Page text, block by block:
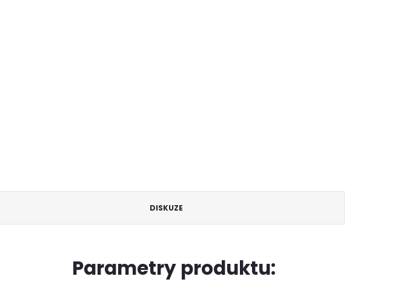
DISKUZE
Parametry produktu: